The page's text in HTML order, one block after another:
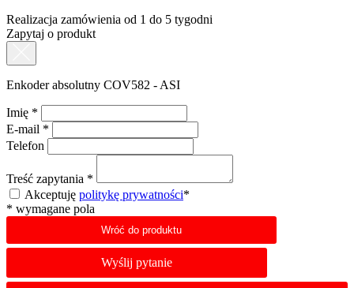
Realizacja zamówienia od 1 do 5 tygodni
Zapytaj o produkt
Enkoder absolutny COV582 - ASI
Imię *
E-mail *
Telefon
Treść zapytania *
Akceptuję politykę prywatności*
* wymagane pola
Wróć do produktu
Wyślij pytanie